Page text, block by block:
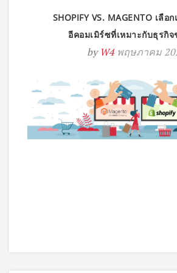
SHOPIFY VS. MAGENTO เลื
อีคอมเมิร์ซที่เหมาะกับธุรกิ
by W4 พฤษภาคม